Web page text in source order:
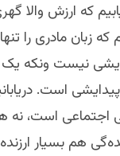
که ارزش والا
زبان مادری را
نیست ونکه
است.
است، نه
هم بسیار